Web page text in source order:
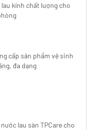
kính chất lượng cho
cấp sản phẩm vệ sinh
đa dạng
lau sàn TPCare cho